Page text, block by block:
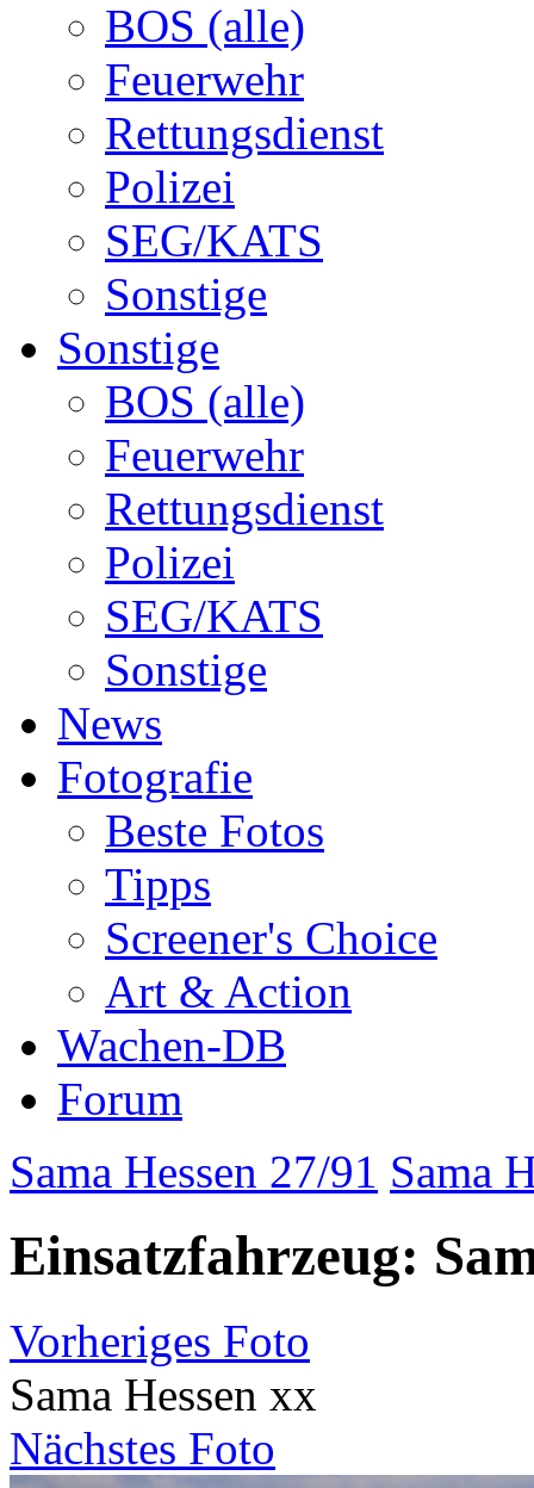
BOS (alle)
Feuerwehr
Rettungsdienst
Polizei
SEG/KATS
Sonstige
Sonstige
BOS (alle)
Feuerwehr
Rettungsdienst
Polizei
SEG/KATS
Sonstige
News
Fotografie
Beste Fotos
Tipps
Screener's Choice
Art & Action
Wachen-DB
Forum
Sama Hessen 27/91 Sama
Einsatzfahrzeug:
Vorheriges Foto
Sama Hessen xx
Nächstes Foto